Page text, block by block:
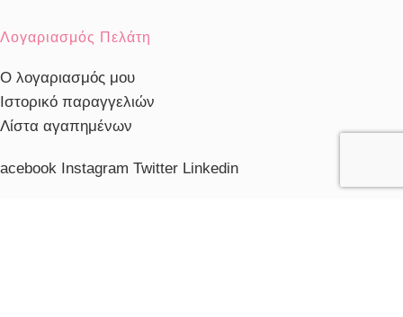
Λογαριασμός Πελάτη
Ο λογαριασμός μου
Ιστορικό παραγγελιών
Λίστα αγαπημένων
Instagram Twitter Linkedin